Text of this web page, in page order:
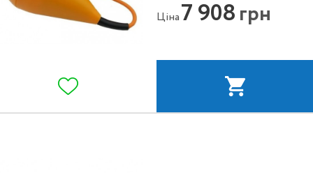
Ціна7 908грн